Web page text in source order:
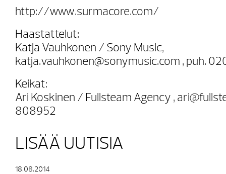
http://www.surmacore.com/
Haastattelut:
Katja Vauhkonen / Sony Music,
katja.vauhkonen@sonymusic.com , puh.
Keikat:
Ari Koskinen / Fullsteam Agency ,
808952
LISÄÄ UUTISIA
18.08.2014